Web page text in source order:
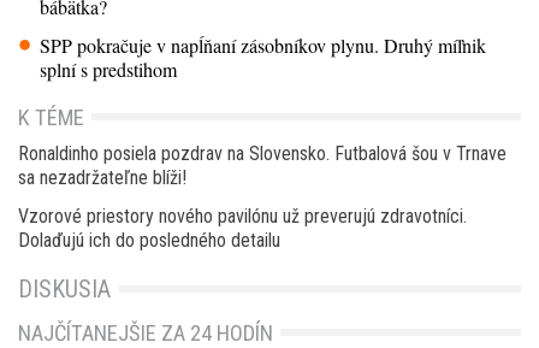
bábätka?
SPP pokračuje v napĺňaní zásobníkov plynu. Druhý míľnik
splní s predstihom
K TÉME
Ronaldinho posiela pozdrav na Slovensko. Futbalová šou v Trnave
sa nezadržateľne blíži!
Vzorové priestory nového pavilónu už preverujú zdravotníci.
Dolaďujú ich do posledného detailu
DISKUSIA
NAJČÍTANEJŠIE ZA 24 HODÍN